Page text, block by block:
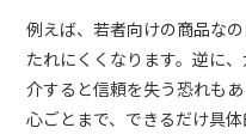
例えば、若者向けの商品な
たれにくくなります。逆に
介すると信頼を失う恐れも
心ごとまで、できるだけ具